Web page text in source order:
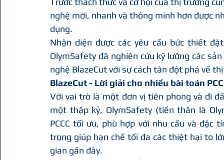
nghệ mới, nhanh và thông minh hơn được
dụng.
Nhận diện được các yêu cầu bức thiết
OlymSafety đã nghiên cứu kỹ lưỡng các
nghệ BlazeCut với sự cách tân đột phá về
BlazeCut - Lời giải cho nhiều bài toán
Với vai trò là một đơn vị tiên phong và đi
một thập kỷ, OlymSafety (tiền thân là
PCCC tối ưu, phù hợp với nhu cầu và
trọng giúp hạn chế tối đa các thiệt hại to
gian gần đây.